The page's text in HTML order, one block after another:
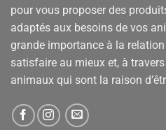
pour vous proposer des
adaptés aux besoins de vos
grande importance à la
satisfaire au mieux et, à
animaux qui sont la raison